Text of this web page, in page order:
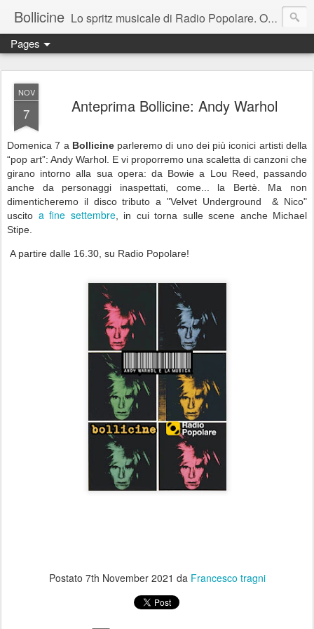
Bollicine Lo spritz musicale di Radio Popolare. Ogni domenica dalle 16.30 alle 17.30
Pages
NOV
7 Anteprima Bollicine: Andy Warhol
Domenica 7 a Bollicineparleremo di uno dei più iconici artisti della
“pop art”: Andy Warhol. E vi proporremo una scaletta di canzoni che
girano intorno alla sua opera: da Bowie a Lou Reed, passando
anche da personaggi inaspettati, come... la Bertè. Ma non
dimenticheremo il disco tributo a "Velvet Underground & Nico"
uscito a fine settembre, in cui torna sulle scene anche Michael
Stipe.
A partire dalle 16.30, su Radio Popolare!
Postato 7th November 2021 da Francesco tragni